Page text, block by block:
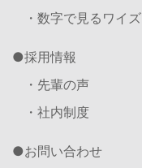
・数字で見るワイズ
採用情報
・先輩の声
・社内制度
お問い合わせ